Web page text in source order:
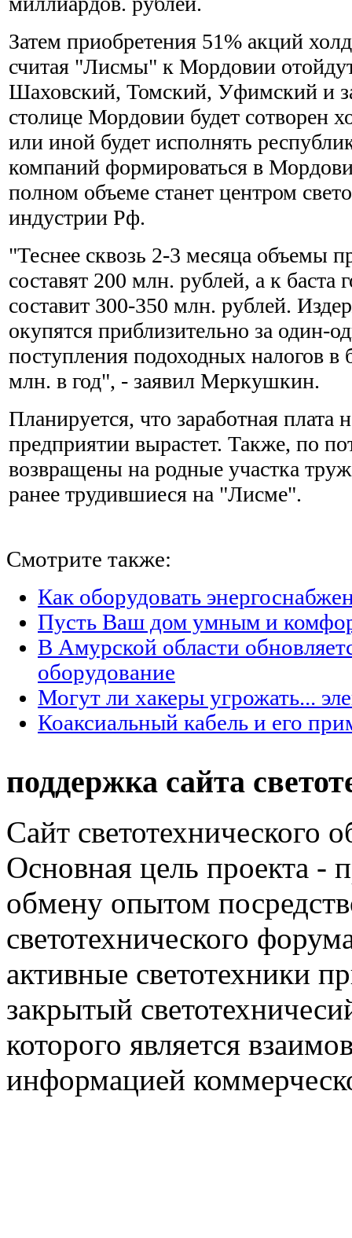
Затем приобретения 51% акций
считая "Лисмы" к Мордовии
Шаховский, Томский, Уфимский и
столице Мордовии будет сотворен
или иной будет исполнять
компаний формироваться в
полном объеме станет центром
индустрии Рф.
"Теснее сквозь 2-3 месяца объемы
составят 200 млн. рублей, а к баста
составит 300-350 млн. рублей.
окупятся приблизительно за один-
поступления подоходных налогов в
млн. в год", - заявил Меркушкин.
Планируется, что заработная плата
предприятии вырастет. Также, по
возвращены на родные участка
ранее трудившиеся на "Лисме".
Смотрите также:
Как оборудовать
Пусть Ваш дом умным и
В Амурской области
оборудование
Могут ли хакеры угрожать...
Коаксиальный кабель и его
поддержка сайта
Сайт светотехнического
Основная цель проекта -
обмену опытом
светотехнического
активные светотехники
закрытый
которого является
информацией